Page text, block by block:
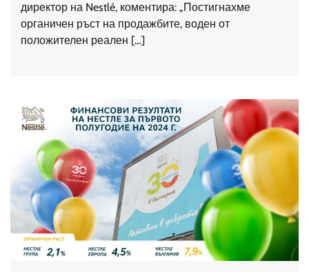
директор на Nestlé, коментира: „Постигнахме
органичен ръст на продажбите, воден от
положителен реален […]